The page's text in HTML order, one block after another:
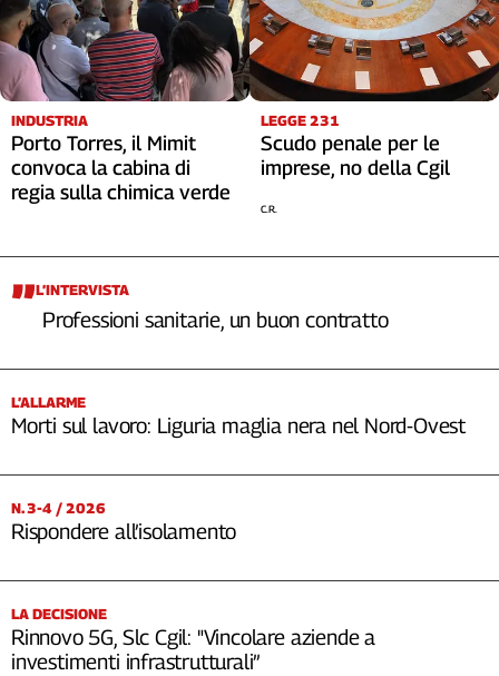
INDUSTRIA
Porto Torres, il Mimit
convoca la cabina di
regia sulla chimica verde
LEGGE 231
Scudo penale per le
imprese, no della Cgil
C.R.
L’INTERVISTA
Professioni sanitarie, un buon contratto
L’ALLARME
Morti sul lavoro: Liguria maglia nera nel Nord-Ovest
N. 3-4 / 2026
Rispondere all’isolamento
LA DECISIONE
Rinnovo 5G, Slc Cgil: "Vincolare aziende a
investimenti infrastrutturali”